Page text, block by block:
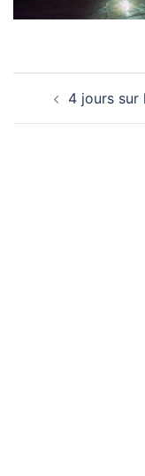
d’article4 jours sur